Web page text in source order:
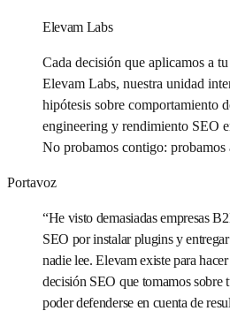
Elevam Labs
Cada decisión que aplicamos a
Elevam Labs, nuestra unidad
hipótesis sobre comportamiento
engineering y rendimiento SEO
No probamos contigo: probamos
Portavoz
“He visto demasiadas empresas
SEO por instalar plugins y
nadie lee. Elevam existe para
decisión SEO que tomamos sobre
poder defenderse en cuenta de